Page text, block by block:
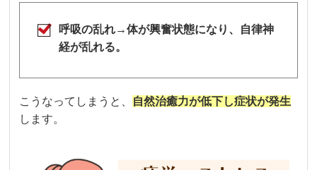
呼吸の乱れ→体が興奮状態になり、自律神
経が乱れる。
こうなってしまうと、
自然治癒力が低下し症状が発生
します。